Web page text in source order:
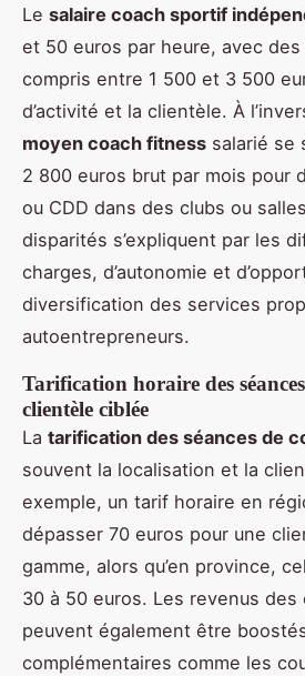
Le salaire coach sportif
et 50 euros par heure, avec
compris entre 1 500 et 3 500
d’activité et la clientèle. À
moyen coach fitness salarié se
2 800 euros brut par mois pour
ou CDD dans des clubs ou
disparités s’expliquent par les
charges, d’autonomie et
diversification des services
autoentrepreneurs.
Tarification horaire des
clientèle ciblée
La tarification des séances de
souvent la localisation et la
exemple, un tarif horaire en
dépasser 70 euros pour une
gamme, alors qu’en province,
30 à 50 euros. Les revenus
peuvent également être
complémentaires comme les